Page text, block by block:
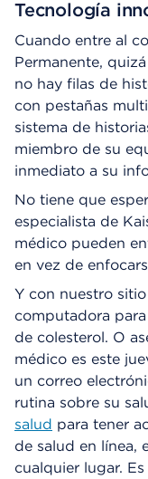
Tecnología
Cuando entre al
Permanente,
no hay filas de
con pestañas
sistema de
miembro de su
inmediato a su
No tiene que
especialista de
médico pueden
en vez de
Y con nuestro
computadora
de colesterol. O
médico es este
un correo
rutina sobre su
salud para tener
de salud en línea,
cualquier lugar.